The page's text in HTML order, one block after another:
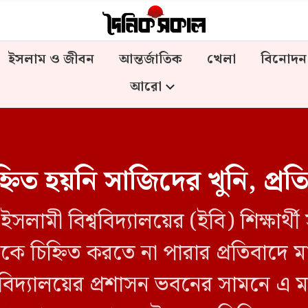
ইসলাম ও জীবন আন্তর্জাতিক খেলা
বিনোদন
আরো
হয়নি সাজিদের খুনি,
বিশ্ববিদ্যালয়ের (ইবি)
চিহ্নিত করতে না পারার প্রতিবাদে
প্রশাসন ভবনের সামনে এ